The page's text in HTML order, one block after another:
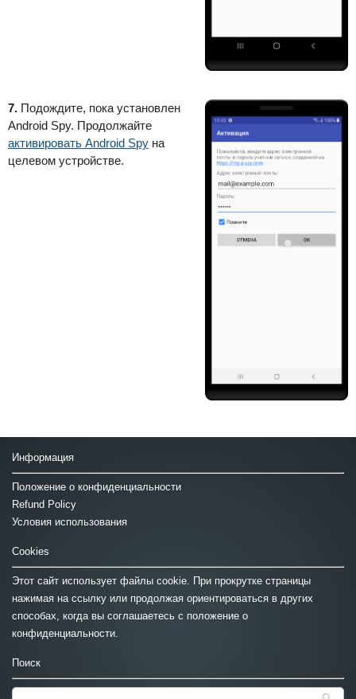
7. Подождите, пока установлен
Android Spy. Продолжайте
активировать Android Spy на
целевом устройстве.
Информация
Положение о конфиденциальности
Refund Policy
Условия использования
Cookies
Этот сайт использует файлы cookie. При прокрутке страницы
нажимая на ссылку или продолжая ориентироваться в других
способах, когда вы соглашаетесь с положение о
конфиденциальности.
Поиск